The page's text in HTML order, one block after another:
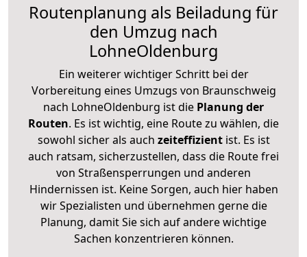
Routenplanung als Beiladung für
den Umzug nach
LohneOldenburg
Ein weiterer wichtiger Schritt bei der
Vorbereitung eines Umzugs von Braunschweig
nach LohneOldenburg ist die Planung der
Routen. Es ist wichtig, eine Route zu wählen, die
sowohl sicher als auch zeiteffizientist. Es ist
auch ratsam, sicherzustellen, dass die Route frei
von Straßensperrungen und anderen
Hindernissen ist. Keine Sorgen, auch hier haben
wir Spezialisten und übernehmen gerne die
Planung, damit Sie sich auf andere wichtige
Sachen konzentrieren können.